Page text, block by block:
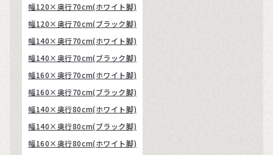
幅120×奥行70cm(ホワイト脚)
幅120×奥行70cm(ブラック脚)
幅140×奥行70cm(ホワイト脚)
幅140×奥行70cm(ブラック脚)
幅160×奥行70cm(ホワイト脚)
幅160×奥行70cm(ブラック脚)
幅140×奥行80cm(ホワイト脚)
幅140×奥行80cm(ブラック脚)
幅160×奥行80cm(ホワイト脚)